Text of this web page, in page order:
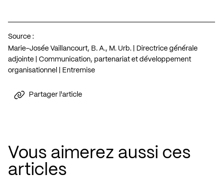
Source :
Marie-Josée Vaillancourt, B. A., M. Urb. | Directrice générale
adjointe | Communication, partenariat et développement
organisationnel | Entremise
Partager l'article
Vous aimerez aussi ces
articles